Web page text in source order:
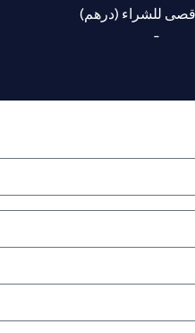
للشراء (درهم)
-